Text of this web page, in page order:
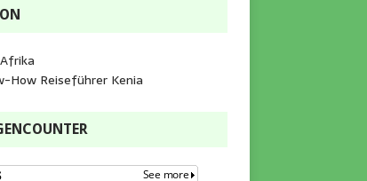
How Reiseführer Kenia